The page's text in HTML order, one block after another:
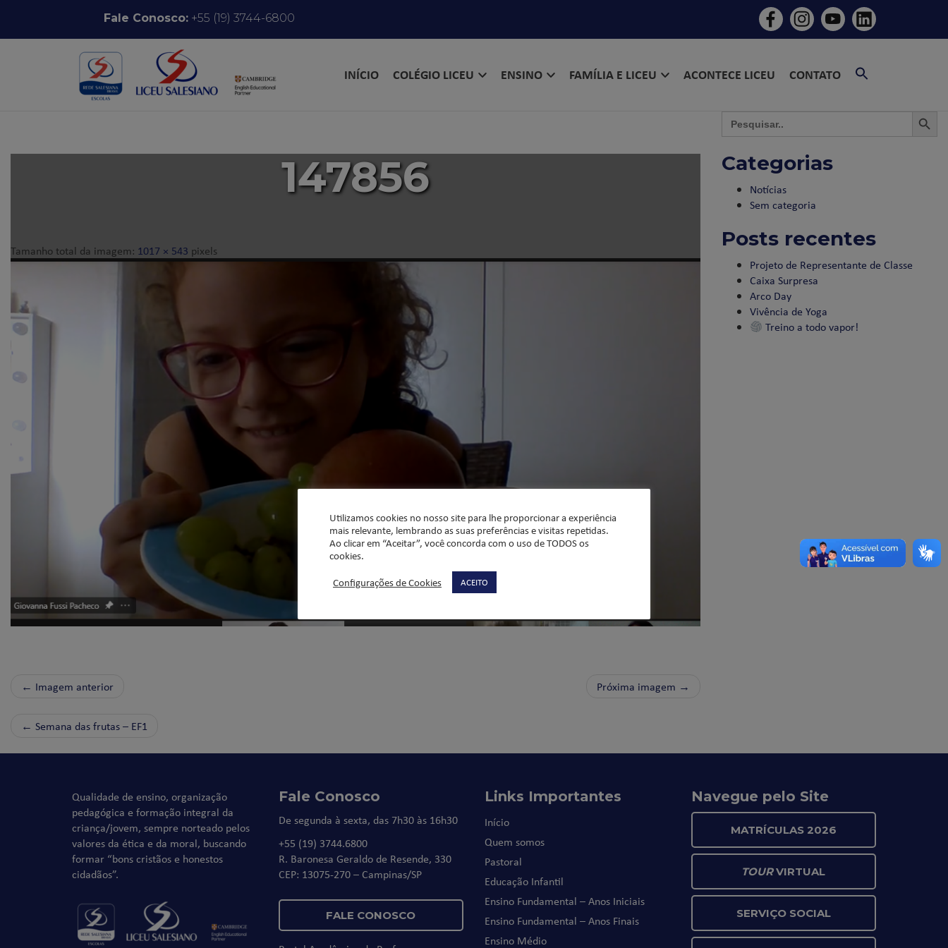
Pular para o conteúdoFale Conosco:+55 (19) 3744-6800
INÍCIO COLÉGIO LICEU ENSINO FAMÍLIA E LICEU ACONTECE LICEU CONTATO
147856
Tamanho total da imagem: 1017 × 543 pixels
← Imagem anterior Próxima imagem →
← Semana das frutas – EF1
Search
for:
Categorias
Notícias
Sem categoria
Posts recentes
Projeto de Representante de Classe
Caixa Surpresa
Arco Day
Vivência de Yoga
Treino a todo vapor!
Qualidade de ensino, organização
pedagógica e formação integral da
criança/jovem, sempre norteado pelos
valores da ética e da moral, buscando
formar “bons cristãos e honestos
cidadãos”.
Fale Conosco
De segunda à sexta, das 7h30 às 16h30
+55 (19) 3744.6800
R. Baronesa Geraldo de Resende, 330
CEP: 13075-270 – Campinas/SP
FALE CONOSCO
Links Importantes
Início
Quem somos
Pastoral
Educação Infantil
Ensino Fundamental – Anos Iniciais
Ensino Fundamental – Anos Finais
Ensino Médio
Navegue pelo Site
MATRÍCULAS 2026
TOURVIRTUAL
SERVIÇO SOCIAL
Utilizamos cookies no nosso site para lhe proporcionar a experiência
mais relevante, lembrando as suas preferências e visitas repetidas.
Ao clicar em “Aceitar”, você concorda com o uso de TODOS os
cookies.
Configurações de Cookies
ACEITO